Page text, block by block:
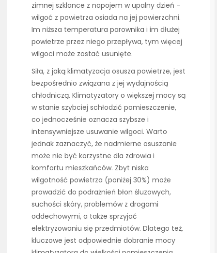
zimnej szklance z napojem w upalny dzień –
wilgoć z powietrza osiada na jej powierzchni.
Im niższa temperatura parownika i im dłużej
powietrze przez niego przepływa, tym więcej
wilgoci może zostać usunięte.
Siła, z jaką klimatyzacja osusza powietrze, jest
bezpośrednio związana z jej wydajnością
chłodniczą. Klimatyzatory o większej mocy są
w stanie szybciej schłodzić pomieszczenie,
co jednocześnie oznacza szybsze i
intensywniejsze usuwanie wilgoci. Warto
jednak zaznaczyć, że nadmierne osuszanie
może nie być korzystne dla zdrowia i
komfortu mieszkańców. Zbyt niska
wilgotność powietrza (poniżej 30%) może
prowadzić do podrażnień błon śluzowych,
suchości skóry, problemów z drogami
oddechowymi, a także sprzyjać
elektryzowaniu się przedmiotów. Dlatego też,
kluczowe jest odpowiednie dobranie mocy